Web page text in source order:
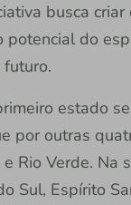
busca
potencial do
estado
por outras
Rio Verde. Na
Sul, Espírito